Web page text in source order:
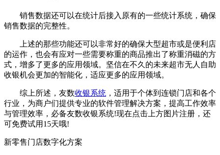
销售数据还可以在统计后接入原有的一些统计系统，确保
销售数据的完整性。
上述的那些功能还可以非常好的确保大型超市或是便利店
的运作，也会有应对一些需要称重的商品推出了称重消磁的方
式，增多了更多的应用领域。坚信在不久的未来超市无人自助
收银机会更加的智能化，适应更多的应用领域。
综上所述，友数收银系统 ，适用于个体到连锁门店和各个
行业，为商户们提供专业的软件管理解决方案，提高工作效率
与管理效率，必备友数收银系统!现在点击上方图片注册，还
可免费试用15天哦!
新零售门店数字化方案